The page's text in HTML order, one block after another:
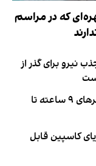
کریستیانو؛ ۱۰ چهره‌ای که در مراسم
نیرو برای گذر از
روایت فداکاری‌های محمد صلاح؛ از سفرهای ۹ ساعته تا
کاسپین قابل